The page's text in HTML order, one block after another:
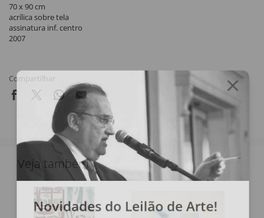
70 x 90 cm
acrílica sobre tela
assinatura inf. centro
2007
Compartilhar
Veja também
Novidades do Leilão de Arte!